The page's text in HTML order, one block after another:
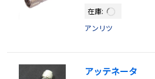
在庫:
アンリツ
アッテネータ